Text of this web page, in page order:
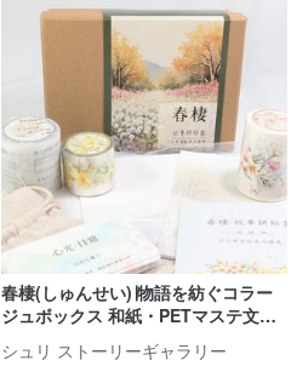
春棲(しゅんせい)∣物語を紡ぐコラー
ジュボックス 和紙・PETマステ文具
ギフトセット 手作り 手帳デコ日記
シュリ ストーリーギャラリー